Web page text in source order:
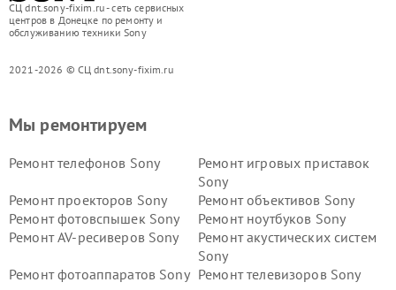
СЦ dnt.sony-fixim.ru - сеть сервисных
центров в Донецке по ремонту и
обслуживанию техники Sony
2021-2026 © СЦ dnt.sony-fixim.ru
Мы ремонтируем
Ремонт телефонов Sony
Ремонт игровых приставок
Sony
Ремонт проекторов Sony
Ремонт объективов Sony
Ремонт фотовспышек Sony
Ремонт ноутбуков Sony
Ремонт AV-ресиверов Sony
Ремонт акустических систем
Sony
Ремонт фотоаппаратов Sony Ремонт телевизоров Sony